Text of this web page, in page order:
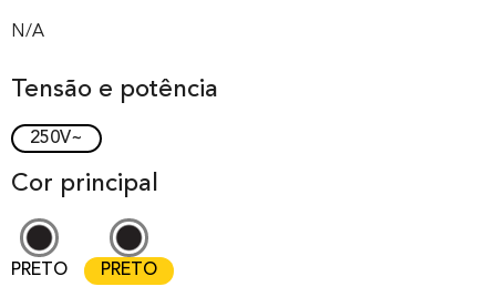
out of 0
customer
rating
N/A
Tensão e potência
250V~
Cor principal
PRETO PRETO